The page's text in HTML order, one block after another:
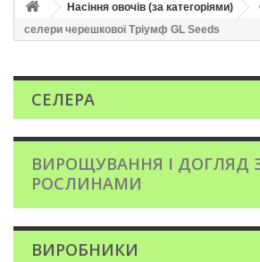
Насіння овочів (за категоріями)
селери черешкової Трiумф GL Seeds
СЕЛЕРА
ВИРОЩУВАННЯ І ДОГЛЯД
РОСЛИНАМИ
ВИРОБНИКИ